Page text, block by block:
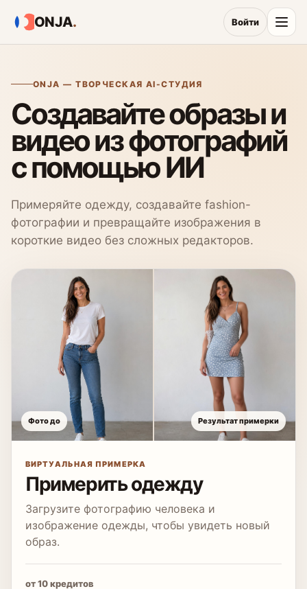
ONJA. Войти
ONJA — ТВОРЧЕСКАЯ AI-СТУДИЯ
Создавайте образы и
видео из фотографий
с помощью ИИ
Примеряйте одежду, создавайте fashion-
фотографии и превращайте изображения в
короткие видео без сложных редакторов.
Фото до Результат примерки
ВИРТУАЛЬНАЯ ПРИМЕРКА
Примерить одежду
Загрузите фотографию человека и
изображение одежды, чтобы увидеть новый
образ.
от 10 кредитов